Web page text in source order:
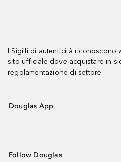
I Sigilli di autenticità riconoscono
sito ufficiale dove acquistare in
regolamentazione di settore.
Douglas App
Follow Douglas